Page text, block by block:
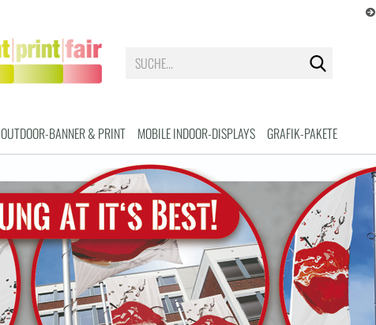
OUTDOOR-BANNER & PRINT MOBILE INDOOR-DISPLAYS GRAFIK-PAKETE